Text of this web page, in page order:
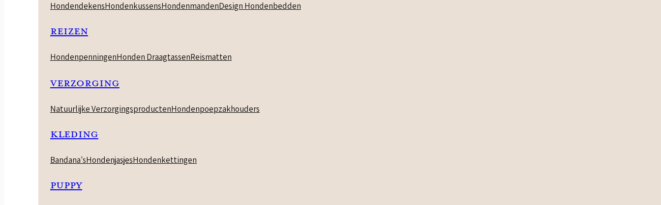
HondendekensHondenkussensHondenmandenDesign Hondenbedden
REIZEN
HondenpenningenHonden DraagtassenReismatten
VERZORGING
Natuurlijke VerzorgingsproductenHondenpoepzakhouders
KLEDING
Bandana'sHondenjasjesHondenkettingen
PUPPY